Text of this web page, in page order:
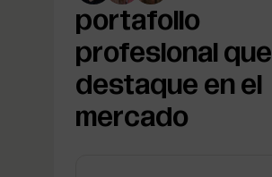
portafolio
profesional que
destaque en el
mercado